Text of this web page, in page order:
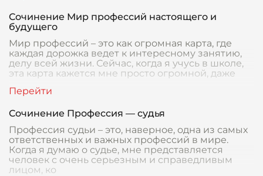
Сочинение Мир профессий настоящего и
будущего
Мир профессий – это как огромная карта, где
каждая дорожка ведет к интересному занятию,
делу всей жизни. Сейчас, когда я учусь в школе,
эта карта кажется мне просто огромной, даже
Сочинение Профессия — судья
Профессия судьи – это, наверное, одна из самых
ответственных и важных профессий в мире.
Когда я думаю о судье, мне представляется
человек с очень серьезным и справедливым
лицом, ко